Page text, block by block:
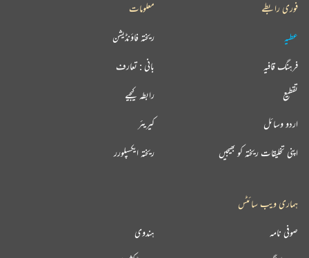
فوری رابطے
عطیہ
فرہنگ قافیہ
تقطیع
اردو وسائل
اپنی تخلیقات ریختہ کو بھیجیں
معلومات
ریختہ فاؤنڈیشن
بانی : تعارف
رابطہ کیجیے
کیریئر
ریختہ ایکسپلورر
ہماری ویب سائٹس
ہندوی صوفی نامہ